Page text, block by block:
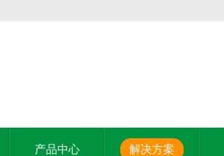
产品中心 解决方案